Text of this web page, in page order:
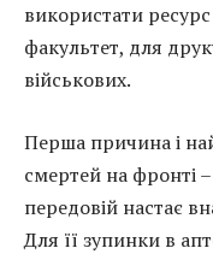
використати
факультет, для
військових.
Перша причина і
смертей на фронті
передовій настає
Для її зупинки в